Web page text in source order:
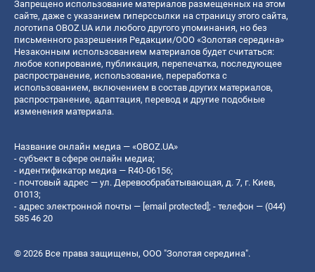
Запрещено использование материалов размещенных на этом
сайте, даже с указанием гиперссылки на страницу этого сайта,
логотипа OBOZ.UA или любого другого упоминания, но без
письменного разрешения Редакции/ООО «Золотая середина»
Незаконным использованием материалов будет считаться:
любое копирование, публикация, перепечатка, последующее
распространение, использование, переработка с
использованием, включением в состав других материалов,
распространение, адаптация, перевод и другие подобные
изменения материала.
Название онлайн медиа — «OBOZ.UA»
- субъект в сфере онлайн медиа;
- идентификатор медиа — R40-06156;
- почтовый адрес — ул. Деревообрабатывающая, д. 7, г. Киев,
01013;
- адрес электронной почты — [email protected] ; - телефон — (044)
585 46 20
© 2026 Все права защищены, ООО "Золотая середина".